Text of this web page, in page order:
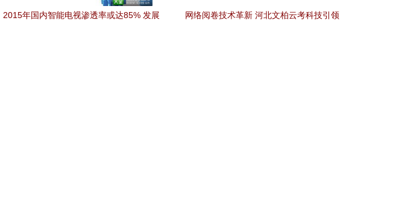
2015年国内智能电视渗透率或达85% 发展
网络阅卷技术革新 河北文柏云考科技引领